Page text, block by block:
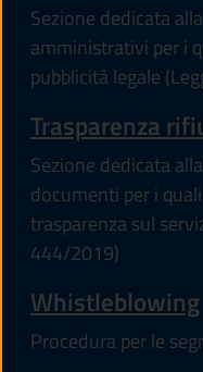
Sezione dedicata
amministrativi per i
pubblicità legale
Trasparenza
Sezione dedicata
documenti per i
trasparenza sul
444/2019)
Whistleblowing
Procedura per le